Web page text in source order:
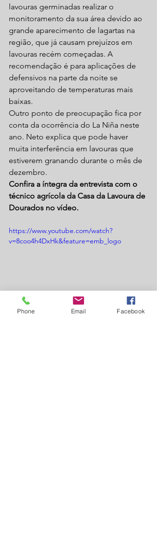
lavouras germinadas realizar o
monitoramento da sua área devido ao
grande aparecimento de lagartas na
região, que já causam prejuízos em
lavouras recém começadas. A
recomendação é para aplicações de
defensivos na parte da noite se
aproveitando de temperaturas mais
baixas.
Outro ponto de preocupação fica por
conta da ocorrência do La Niña neste
ano. Neto explica que pode haver
muita interferência em lavouras que
estiverem granando durante o mês de
dezembro.
Confira a íntegra da entrevista com o
técnico agrícola da Casa da Lavoura de
Dourados no vídeo.
https://www.youtube.com/watch?
v=8coo4h4DxHk&feature=emb_logo
Phone Email Facebook